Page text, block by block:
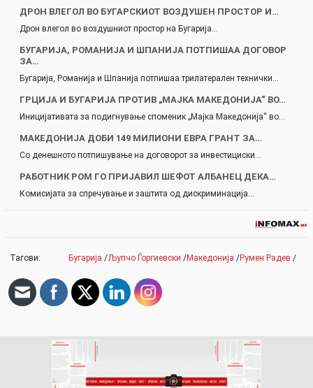
ДРОН ВЛЕГОЛ ВО БУГАРСКИОТ ВОЗДУШЕН ПРОСТОР И…
Дрон влегол во воздушниот простор на Бугарија…
БУГАРИЈА, РОМАНИЈА И ШПАНИЈА ПОТПИШАА ДОГОВОР
ЗА…
Бугарија, Романија и Шпанија потпишаа трилатерален технички…
ГРЦИЈА И БУГАРИЈA ПРОТИВ „МАЈКА МАКЕДОНИЈА“ ВО…
Иницијативата за подигнување споменик „Мајка Македонија“ во…
МАКЕДОНИЈА ДОБИ 149 МИЛИОНИ ЕВРА ГРАНТ ЗА…
Со денешното потпишување на договорот за инвестициски…
РАБОТНИК РОМ ГО ПРИЈАВИЛ ШЕФОТ АЛБАНЕЦ ДЕКА…
Комисијата за спречување и заштита од дискриминација…
Тагови: Бугарија /Љупчо Ѓоргиевски /Македонија /Румен Радев /